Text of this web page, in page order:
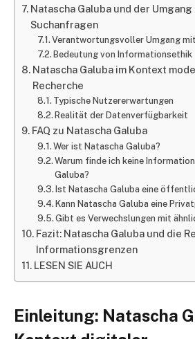
Natascha Galuba und der
Suchanfragen
Verantwortungsvoller Umgang
Bedeutung von Informationsethik
Natascha Galuba im Kontext
Recherche
Typische Nutzererwartungen
Realität der Datenverfügbarkeit
FAQ zu Natascha Galuba
Wer ist Natascha Galuba?
Warum finde ich keine
Galuba?
Ist Natascha Galuba eine
Kann Natascha Galuba eine
Gibt es Verwechslungen mit
Fazit: Natascha Galuba und die
Informationsgrenzen
LESEN SIE AUCH
Einleitung: Natascha